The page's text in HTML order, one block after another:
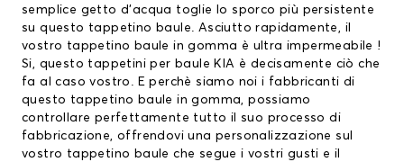
semplice getto d’acqua toglie lo sporco più persistente
su questo tappetino baule. Asciutto rapidamente, il
vostro tappetino baule in gomma è ultra impermeabile !
Si, questo tappetini per baule KIA è decisamente ciò che
fa al caso vostro. E perchè siamo noi i fabbricanti di
questo tappetino baule in gomma, possiamo
controllare perfettamente tutto il suo processo di
fabbricazione, offrendovi una personalizzazione sul
vostro tappetino baule che segue i vostri gusti e il